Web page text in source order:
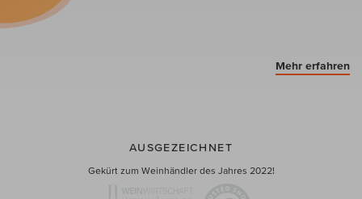
Mehr erfahren
AUSGEZEICHNET
Gekürt zum Weinhändler des Jahres 2022!